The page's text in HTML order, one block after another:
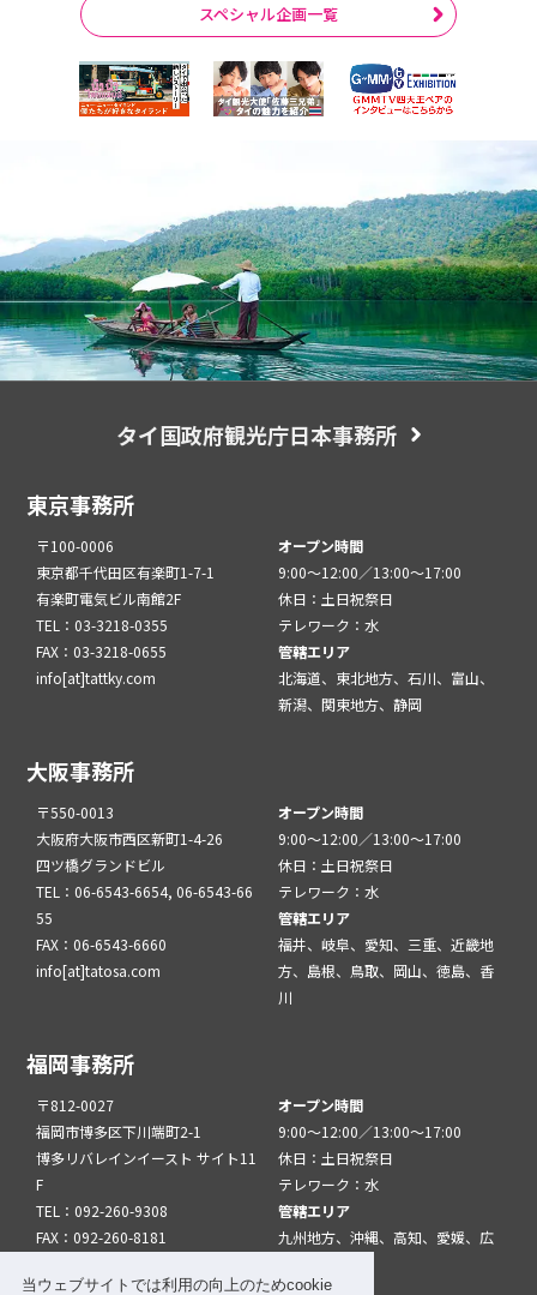
当ウェブサイトでは利用の向上のためcookie
スペシャル企画一覧
タイ国政府観光庁日本事務所
東京事務所
〒100-0006
東京都千代田区有楽町1-7-1
有楽町電気ビル南館2F
TEL：03-3218-0355
FAX：03-3218-0655
info[at]tattky.com
オープン時間
9:00～12:00／13:00～17:00
休日：土日祝祭日
テレワーク：水
管轄エリア
北海道、東北地方、石川、富山、
新潟、関東地方、静岡
大阪事務所
〒550-0013
大阪府大阪市西区新町1-4-26
四ツ橋グランドビル
TEL：06-6543-6654, 06-6543-66
55
FAX：06-6543-6660
info[at]tatosa.com
オープン時間
9:00～12:00／13:00～17:00
休日：土日祝祭日
テレワーク：水
管轄エリア
福井、岐阜、愛知、三重、近畿地
方、島根、鳥取、岡山、徳島、香
川
福岡事務所
〒812-0027
福岡市博多区下川端町2-1
博多リバレインイースト サイト11
F
TEL：092-260-9308
FAX：092-260-8181
オープン時間
9:00～12:00／13:00～17:00
休日：土日祝祭日
テレワーク：水
管轄エリア
九州地方、沖縄、高知、愛媛、広